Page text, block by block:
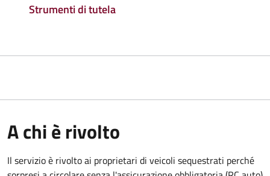
Strumenti di tutela
A chi è rivolto
Il servizio è rivolto ai proprietari di veicoli sequestrati perché